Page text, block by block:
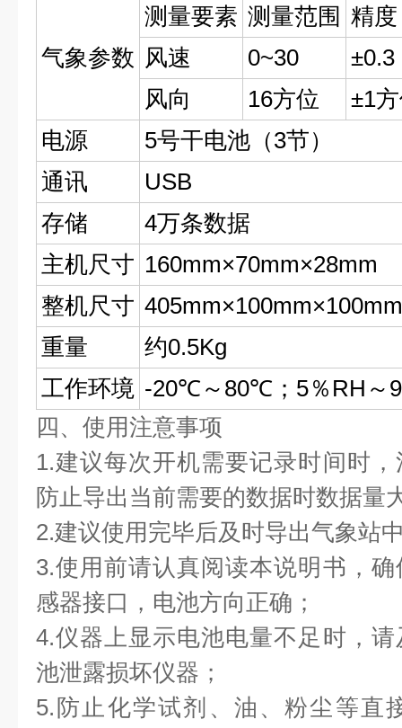
气象参数
测量要素 测量范围 精度
风速
0~30
±0.3
风向
16方位
±1
电源
5号干电池（3节）
通讯
USB
存储
4万条数据
主机尺寸 160mm×70mm×28mm
整机尺寸 405mm×100mm×100mm
重量
约0.5Kg
工作环境 -20℃～80℃；5％RH～
四、使用注意事项
1.建议每次开机需要记录时间时
防止导出当前需要的数据时数据量
2.建议使用完毕后及时导出气象站
3.使用前请认真阅读本说明书，
感器接口，电池方向正确；
4.仪器上显示电池电量不足时，
池泄露损坏仪器；
5.防止化学试剂、油、粉尘等直